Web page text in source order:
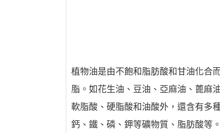
植物油是由不飽和脂肪酸和甘油化合
脂。如花生油、豆油、亞麻油、蓖麻
軟脂酸、硬脂酸和油酸外，還含有多
鈣、鐵、磷、鉀等礦物質、脂肪酸等